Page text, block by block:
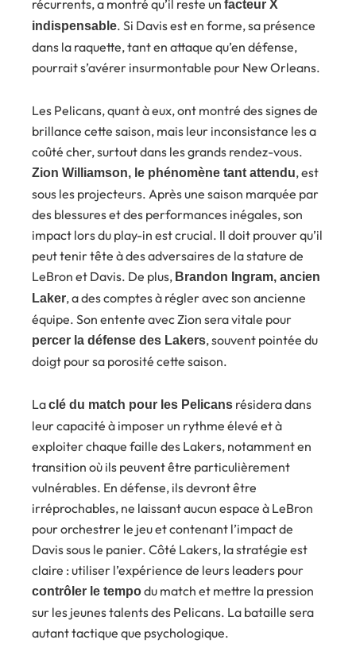
récurrents, a montré qu’il reste un facteur X
indispensable. Si Davis est en forme, sa présence
dans la raquette, tant en attaque qu’en défense,
pourrait s’avérer insurmontable pour New Orleans.
Les Pelicans, quant à eux, ont montré des signes de
brillance cette saison, mais leur inconsistance les a
coûté cher, surtout dans les grands rendez-vous.
Zion Williamson, le phénomène tant attendu, est
sous les projecteurs. Après une saison marquée par
des blessures et des performances inégales, son
impact lors du play-in est crucial. Il doit prouver qu’il
peut tenir tête à des adversaires de la stature de
LeBron et Davis. De plus, Brandon Ingram, ancien
Laker, a des comptes à régler avec son ancienne
équipe. Son entente avec Zion sera vitale pour
percer la défense des Lakers, souvent pointée du
doigt pour sa porosité cette saison.
Laclé du match pour les Pelicans résidera dans
leur capacité à imposer un rythme élevé et à
exploiter chaque faille des Lakers, notamment en
transition où ils peuvent être particulièrement
vulnérables. En défense, ils devront être
irréprochables, ne laissant aucun espace à LeBron
pour orchestrer le jeu et contenant l’impact de
Davis sous le panier. Côté Lakers, la stratégie est
claire : utiliser l’expérience de leurs leaders pour
contrôler le tempodu match et mettre la pression
sur les jeunes talents des Pelicans. La bataille sera
autant tactique que psychologique.